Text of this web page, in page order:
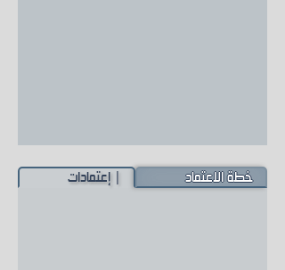
خطة الاعتماد | إعتمادات